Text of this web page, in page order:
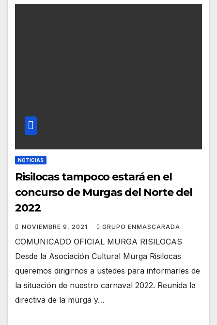
NOTICIAS
Risilocas tampoco estará en el
concurso de Murgas del Norte del
2022
NOVIEMBRE 9, 2021 GRUPO ENMASCARADA
COMUNICADO OFICIAL MURGA RISILOCAS
Desde la Asociación Cultural Murga Risilocas
queremos dirigirnos a ustedes para informarles de
la situación de nuestro carnaval 2022. Reunida la
directiva de la murga y…